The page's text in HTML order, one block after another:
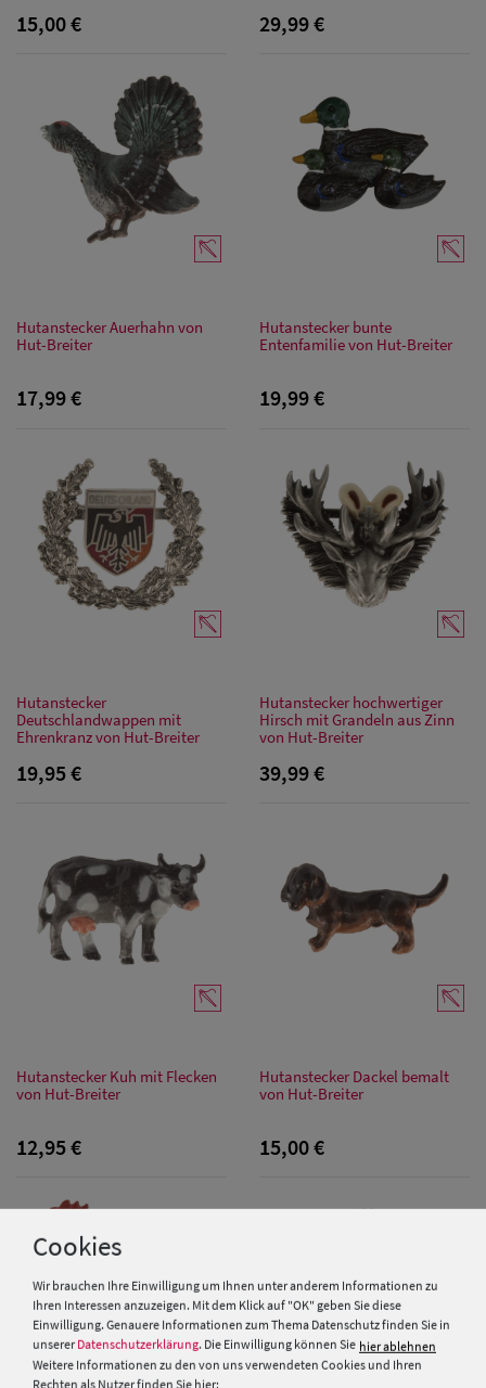
Damen Caps
Damen UV-
Schutz Caps
Bandana Caps
Damen
Sonnenschilder
Großgrößen
15,00 € 29,99 €
Hutanstecker Auerhahn von
Hut-Breiter
17,99 €
Hutanstecker bunte
Entenfamilie von Hut-Breiter
19,99 €
Hutanstecker
Deutschlandwappen mit
Ehrenkranz von Hut-Breiter
19,95 €
Hutanstecker hochwertiger
Hirsch mit Grandeln aus Zinn
von Hut-Breiter
39,99 €
Hutanstecker Kuh mit Flecken
von Hut-Breiter
12,95 €
Hutanstecker Dackel bemalt
von Hut-Breiter
15,00 €
Cookies
Wir brauchen Ihre Einwilligung um Ihnen unter anderem Informationen zu
Ihren Interessen anzuzeigen. Mit dem Klick auf "OK" geben Sie diese
Einwilligung. Genauere Informationen zum Thema Datenschutz finden Sie in
unsererDatenschutzerklärung. Die Einwilligung können Sie hier ablehnen
Weitere Informationen zu den von uns verwendeten Cookies und Ihren
Rechten als Nutzer finden Sie hier: